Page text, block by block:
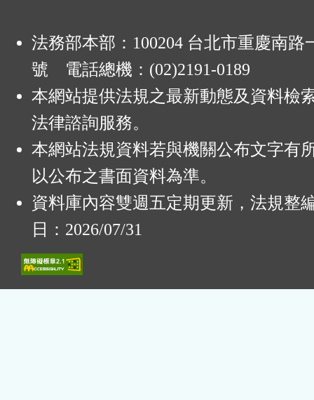
法務部本部：100204 台北市重慶南路
號 電話總機：(02)2191-0189
本網站提供法規之最新動態及資料檢
法律諮詢服務。
本網站法規資料若與機關公布文字有
以公布之書面資料為準。
資料庫內容雙週五定期更新，法規整
日：2026/07/31